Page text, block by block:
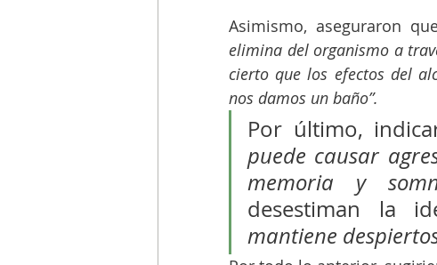
Asimismo, aseguraron
elimina del organismo a
cierto que los efectos del
nos damos un baño”.
Por último,
puede causar
memoria y
desestiman la
mantiene